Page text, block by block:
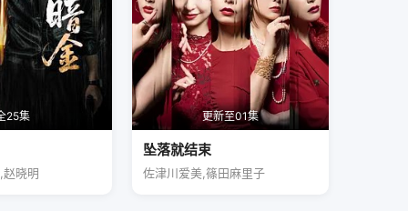
25集
晓明
更新至01集
坠落就结束
佐津川爱美,篠田麻里子